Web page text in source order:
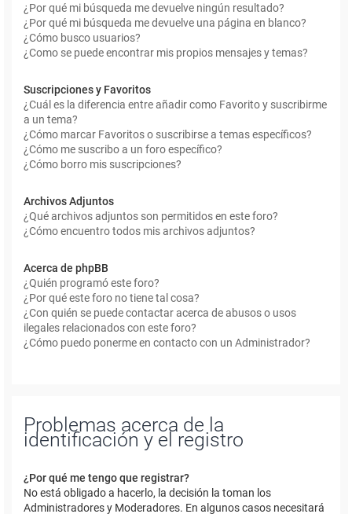
¿Por qué mi búsqueda me devuelve ningún resultado?
¿Por qué mi búsqueda me devuelve una página en blanco?
¿Cómo busco usuarios?
¿Como se puede encontrar mis propios mensajes y temas?
Suscripciones y Favoritos
¿Cuál es la diferencia entre añadir como Favorito y suscribirme
a un tema?
¿Cómo marcar Favoritos o suscribirse a temas específicos?
¿Cómo me suscribo a un foro específico?
¿Cómo borro mis suscripciones?
Archivos Adjuntos
¿Qué archivos adjuntos son permitidos en este foro?
¿Cómo encuentro todos mis archivos adjuntos?
Acerca de phpBB
¿Quién programó este foro?
¿Por qué este foro no tiene tal cosa?
¿Con quién se puede contactar acerca de abusos o usos
ilegales relacionados con este foro?
¿Cómo puedo ponerme en contacto con un Administrador?
Problemas acerca de la
identificación y el registro
¿Por qué me tengo que registrar?
No está obligado a hacerlo, la decisión la toman los
Administradores y Moderadores. En algunos casos necesitará